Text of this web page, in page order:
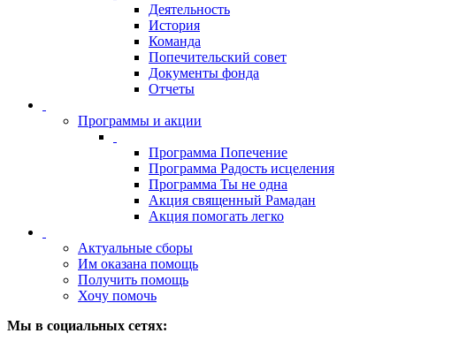
Деятельность
История
Команда
Попечительский совет
Документы фонда
Отчеты
Программы и акции
Программа Попечение
Программа Радость исцеления
Программа Ты не одна
Акция священный Рамадан
Акция помогать легко
Актуальные сборы
Им оказана помощь
Получить помощь
Хочу помочь
Мы в социальных сетях: